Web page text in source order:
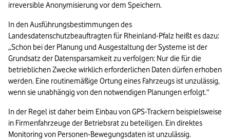
irreversible Anonymisierung vor dem Speichern.
In den Ausführungsbestimmungen des
Landesdatenschutzbeauftragten für Rheinland-Pfalz heißt es dazu:
„Schon bei der Planung und Ausgestaltung der Systeme ist der
Grundsatz der Datensparsamkeit zu verfolgen: Nur die für die
betrieblichen Zwecke wirklich erforderlichen Daten dürfen erhoben
werden. Eine routinemäßige Ortung eines Fahrzeugs ist unzulässig,
wenn sie unabhängig von den notwendigen Planungen erfolgt.“
In der Regel ist daher beim Einbau von GPS-Trackern beispielsweise
in Firmenfahrzeuge der Betriebsrat zu beteiligen. Ein direktes
Monitoring von Personen-Bewegungsdaten ist unzulässig.